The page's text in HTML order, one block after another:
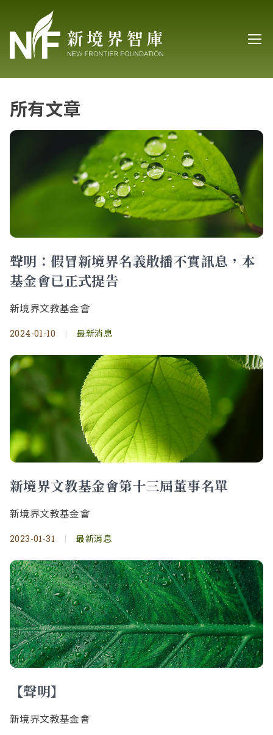
所有文章
聲明：假冒新境界名義散播不實訊息，本
基金會已正式提告
新境界文教基金會
2024-01-10 | 最新消息
新境界文教基金會第十三屆董事名單
新境界文教基金會
2023-01-31 | 最新消息
【聲明】
新境界文教基金會